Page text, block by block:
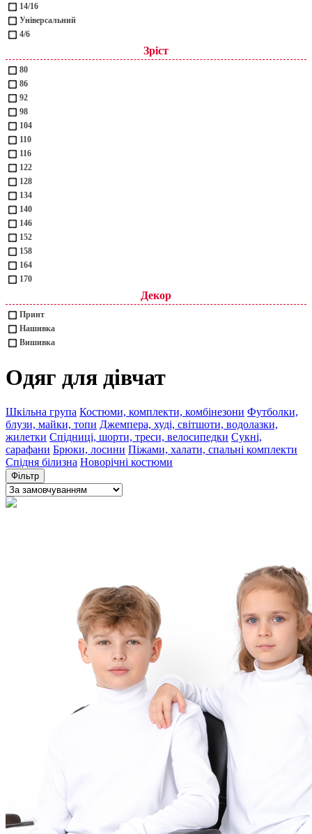
14/16
Універсальний
4/6
Зріст
80
86
92
98
104
110
116
122
128
134
140
146
152
158
164
170
Декор
Принт
Нашивка
Вишивка
Одяг для дівчат
Шкільна група Костюми, комплекти, комбінезони Футболки,
блузи, майки, топи Джемпера, худі, світшоти, водолазки,
жилетки Спідниці, шорти, треси, велосипедки Сукні,
сарафани Брюки, лосини Піжами, халати, спальні комплекти
Спідня білизна Новорічні костюми
Фільтр